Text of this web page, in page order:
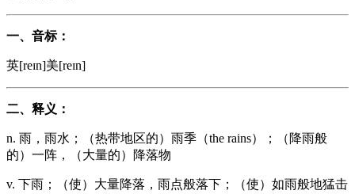
一、音标：
英[reɪn]美[reɪn]
二、释义：
n. 雨，雨水；（热带地区的）雨季（the rains）；（降雨般
的）一阵，（大量的）降落物
v. 下雨；（使）大量降落，雨点般落下；（使）如雨般地猛击